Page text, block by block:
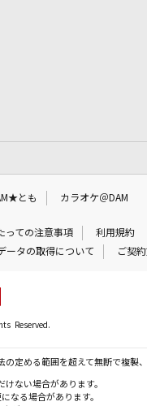
とも カラオケ＠DAM
っての注意事項
利用規約
ータの取得について ご契
Reserved.
定める範囲を超えて無断で複製
ない場合があります。
なる場合があります。